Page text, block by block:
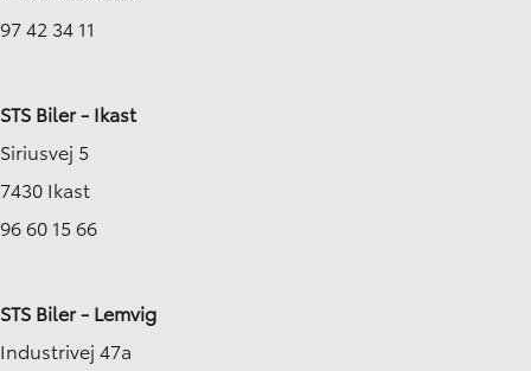
97 42 34 11
STS Biler - Ikast
Siriusvej 5
7430 Ikast
96 60 15 66
STS Biler - Lemvig
Industrivej 47a